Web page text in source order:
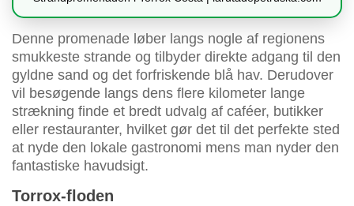
Denne promenade løber langs nogle af regionens
smukkeste strande og tilbyder direkte adgang til den
gyldne sand og det forfriskende blå hav. Derudover
vil besøgende langs dens flere kilometer lange
strækning finde et bredt udvalg af caféer, butikker
eller restauranter, hvilket gør det til det perfekte sted
at nyde den lokale gastronomi mens man nyder den
fantastiske havudsigt.
Torrox-floden